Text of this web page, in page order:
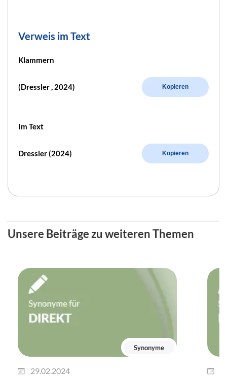
Verweis im Text
Klammern
(Dressler , 2024) Kopieren
Im Text
Dressler (2024) Kopieren
Unsere Beiträge zu weiteren Themen
Synonyme
29.02.2024